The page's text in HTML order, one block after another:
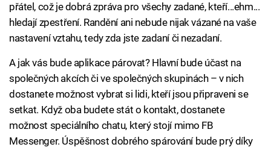
přátel, což je dobrá zpráva pro všechy zadané, kteří...ehm...
hledají zpestření. Randění ani nebude nijak vázané na vaše
nastavení vztahu, tedy zda jste zadaní či nezadaní.
A jak vás bude aplikace párovat? Hlavní bude účast na
společných akcích či ve společných skupinách – v nich
dostanete možnost vybrat si lidi, kteří jsou připraveni se
setkat. Když oba budete stát o kontakt, dostanete
možnost speciálního chatu, který stojí mimo FB
Messenger. Úspěšnost dobrého spárování bude prý díky